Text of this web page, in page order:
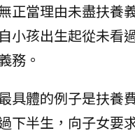
正當理由未盡扶養
小孩出生起從未看
務。
具體的例子是扶養
下半生，向子女要